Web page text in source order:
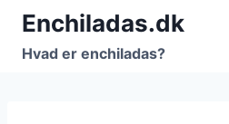
Fortsæt
indhold
Enchiladas.dk
Hvad er enchiladas?